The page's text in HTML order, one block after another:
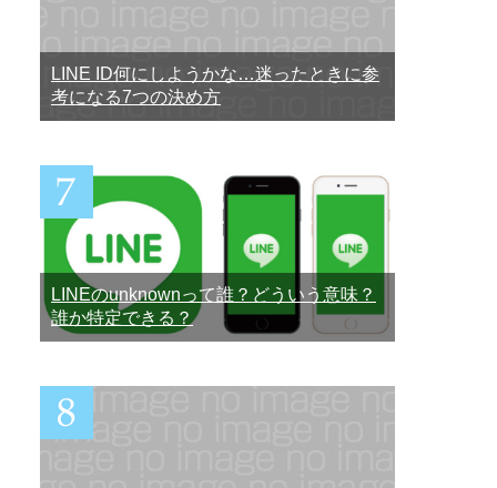
LINE ID何にしようかな…迷ったときに参
考になる7つの決め方
LINEのunknownって誰？どういう意味？
誰か特定できる？